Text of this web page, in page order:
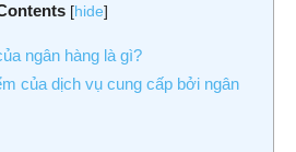
[hide]
ngân hàng là gì?
của dịch vụ cung cấp bởi ngân